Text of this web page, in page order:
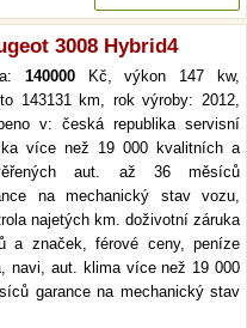
3008 Hybrid4
140000Kč, výkon 147 kw,
143131 km, rok výroby: 2012,
v: česká republika servisní
více než 19 000 kvalitních a
aut. až 36 měsíců
na mechanický stav vozu,
najetých km. doživotní záruka
a značek, férové ceny, peníze
navi, aut. klima více než 19 000
garance na mechanický stav